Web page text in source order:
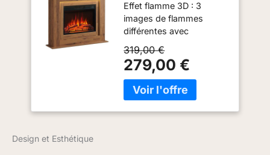
Flamme 3D,
éclairage
d’Ambiance LED,
Chauffage 2000 W,
minuterie,
Thermostat,
Commande de
démarrage, vitre
Ouverte,
Effet flamme 3D : 3
images de flammes
différentes avec
Éclairage d'ambiance
LED : 13 couleurs
sélectionnables
Puissance de chauffage :
319,00 €
279,00 €
Design et Esthétique